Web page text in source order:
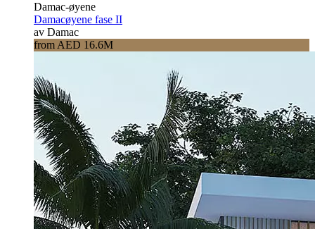
Damac-øyene
Damacøyene fase II
av Damac
from AED 16.6M